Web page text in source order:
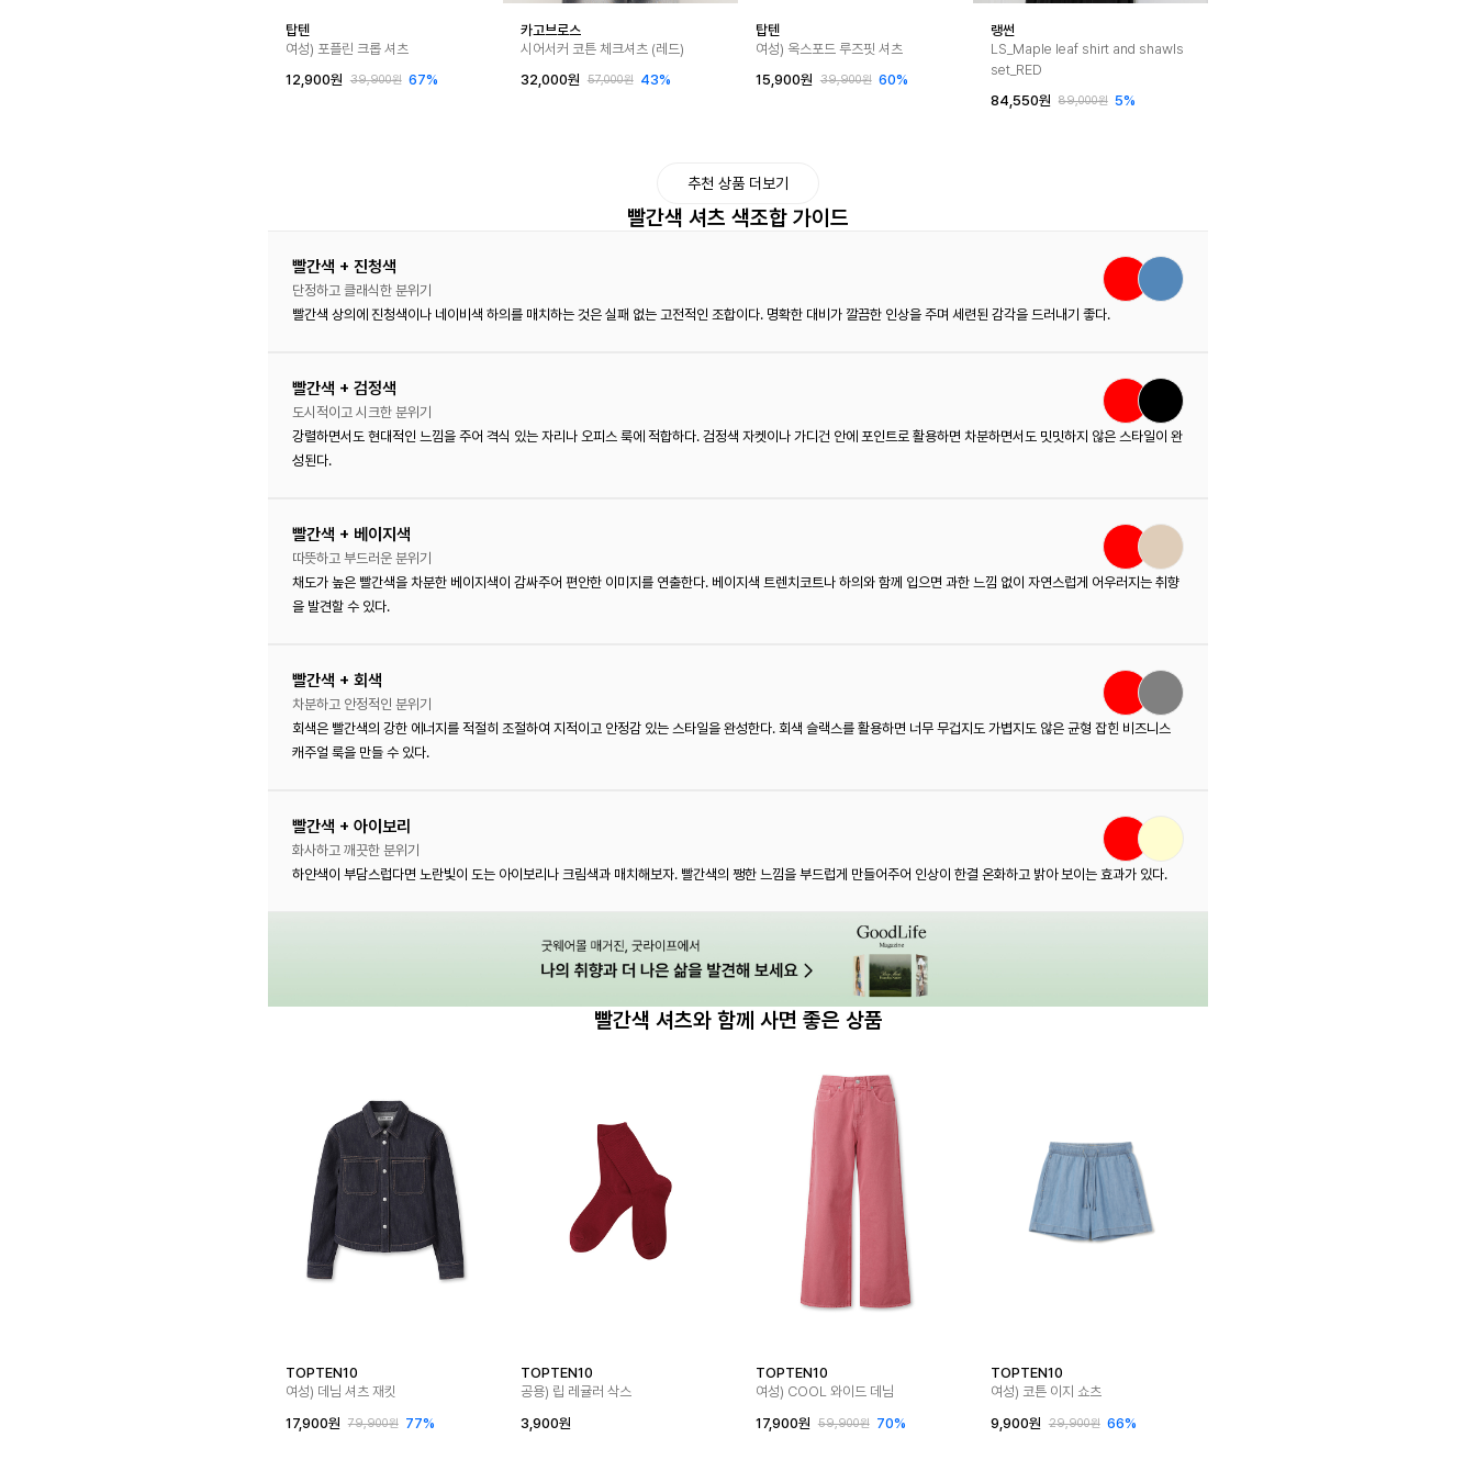
탑텐
여성) 포플린 크롭 셔츠
12,900원
39,900원 67%
카고브로스
시어서커 코튼 체크셔츠 (레드)
32,000원
57,000원 43%
탑텐
여성) 옥스포드 루즈핏 셔츠
15,900원
39,900원 60%
랭썬
LS_Maple leaf shirt and shawls
set_RED
84,550원
89,000원 5%
추천 상품 더보기
빨간색 셔츠 색조합 가이드
빨간색 + 진청색
단정하고 클래식한 분위기
빨간색 상의에 진청색이나 네이비색 하의를 매치하는 것은 실패 없는 고전적인 조합이다. 명확한 대비가 깔끔한 인상을 주며 세련된 감각을 드러내기 좋다.
빨간색 + 검정색
도시적이고 시크한 분위기
강렬하면서도 현대적인 느낌을 주어 격식 있는 자리나 오피스 룩에 적합하다. 검정색 자켓이나 가디건 안에 포인트로 활용하면 차분하면서도 밋밋하지 않은 스타일이 완
성된다.
빨간색 + 베이지색
따뜻하고 부드러운 분위기
채도가 높은 빨간색을 차분한 베이지색이 감싸주어 편안한 이미지를 연출한다. 베이지색 트렌치코트나 하의와 함께 입으면 과한 느낌 없이 자연스럽게 어우러지는 취향
을 발견할 수 있다.
빨간색 + 회색
차분하고 안정적인 분위기
회색은 빨간색의 강한 에너지를 적절히 조절하여 지적이고 안정감 있는 스타일을 완성한다. 회색 슬랙스를 활용하면 너무 무겁지도 가볍지도 않은 균형 잡힌 비즈니스
캐주얼 룩을 만들 수 있다.
빨간색 + 아이보리
화사하고 깨끗한 분위기
하얀색이 부담스럽다면 노란빛이 도는 아이보리나 크림색과 매치해보자. 빨간색의 쨍한 느낌을 부드럽게 만들어주어 인상이 한결 온화하고 밝아 보이는 효과가 있다.
빨간색 셔츠와 함께 사면 좋은 상품
TOPTEN10
여성) 데님 셔츠 재킷
17,900원
79,900원 77%
TOPTEN10
공용) 립 레귤러 삭스
3,900원
TOPTEN10
여성) COOL 와이드 데님
17,900원
59,900원 70%
TOPTEN10
여성) 코튼 이지 쇼츠
9,900원
29,900원 66%